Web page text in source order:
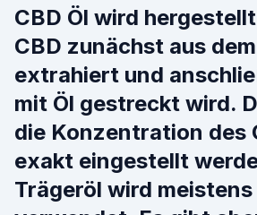
CBD Öl wird
CBD zunächst aus
extrahiert und
mit Öl gestreckt wird.
die Konzentration des
exakt eingestellt
Trägeröl wird